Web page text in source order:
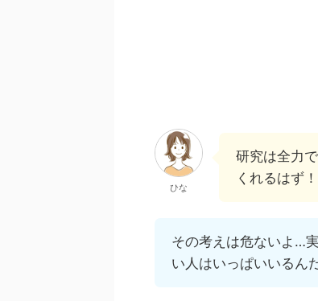
ひな
研究は全力
くれるはず！
その考えは危ないよ…
い人はいっぱいいるん